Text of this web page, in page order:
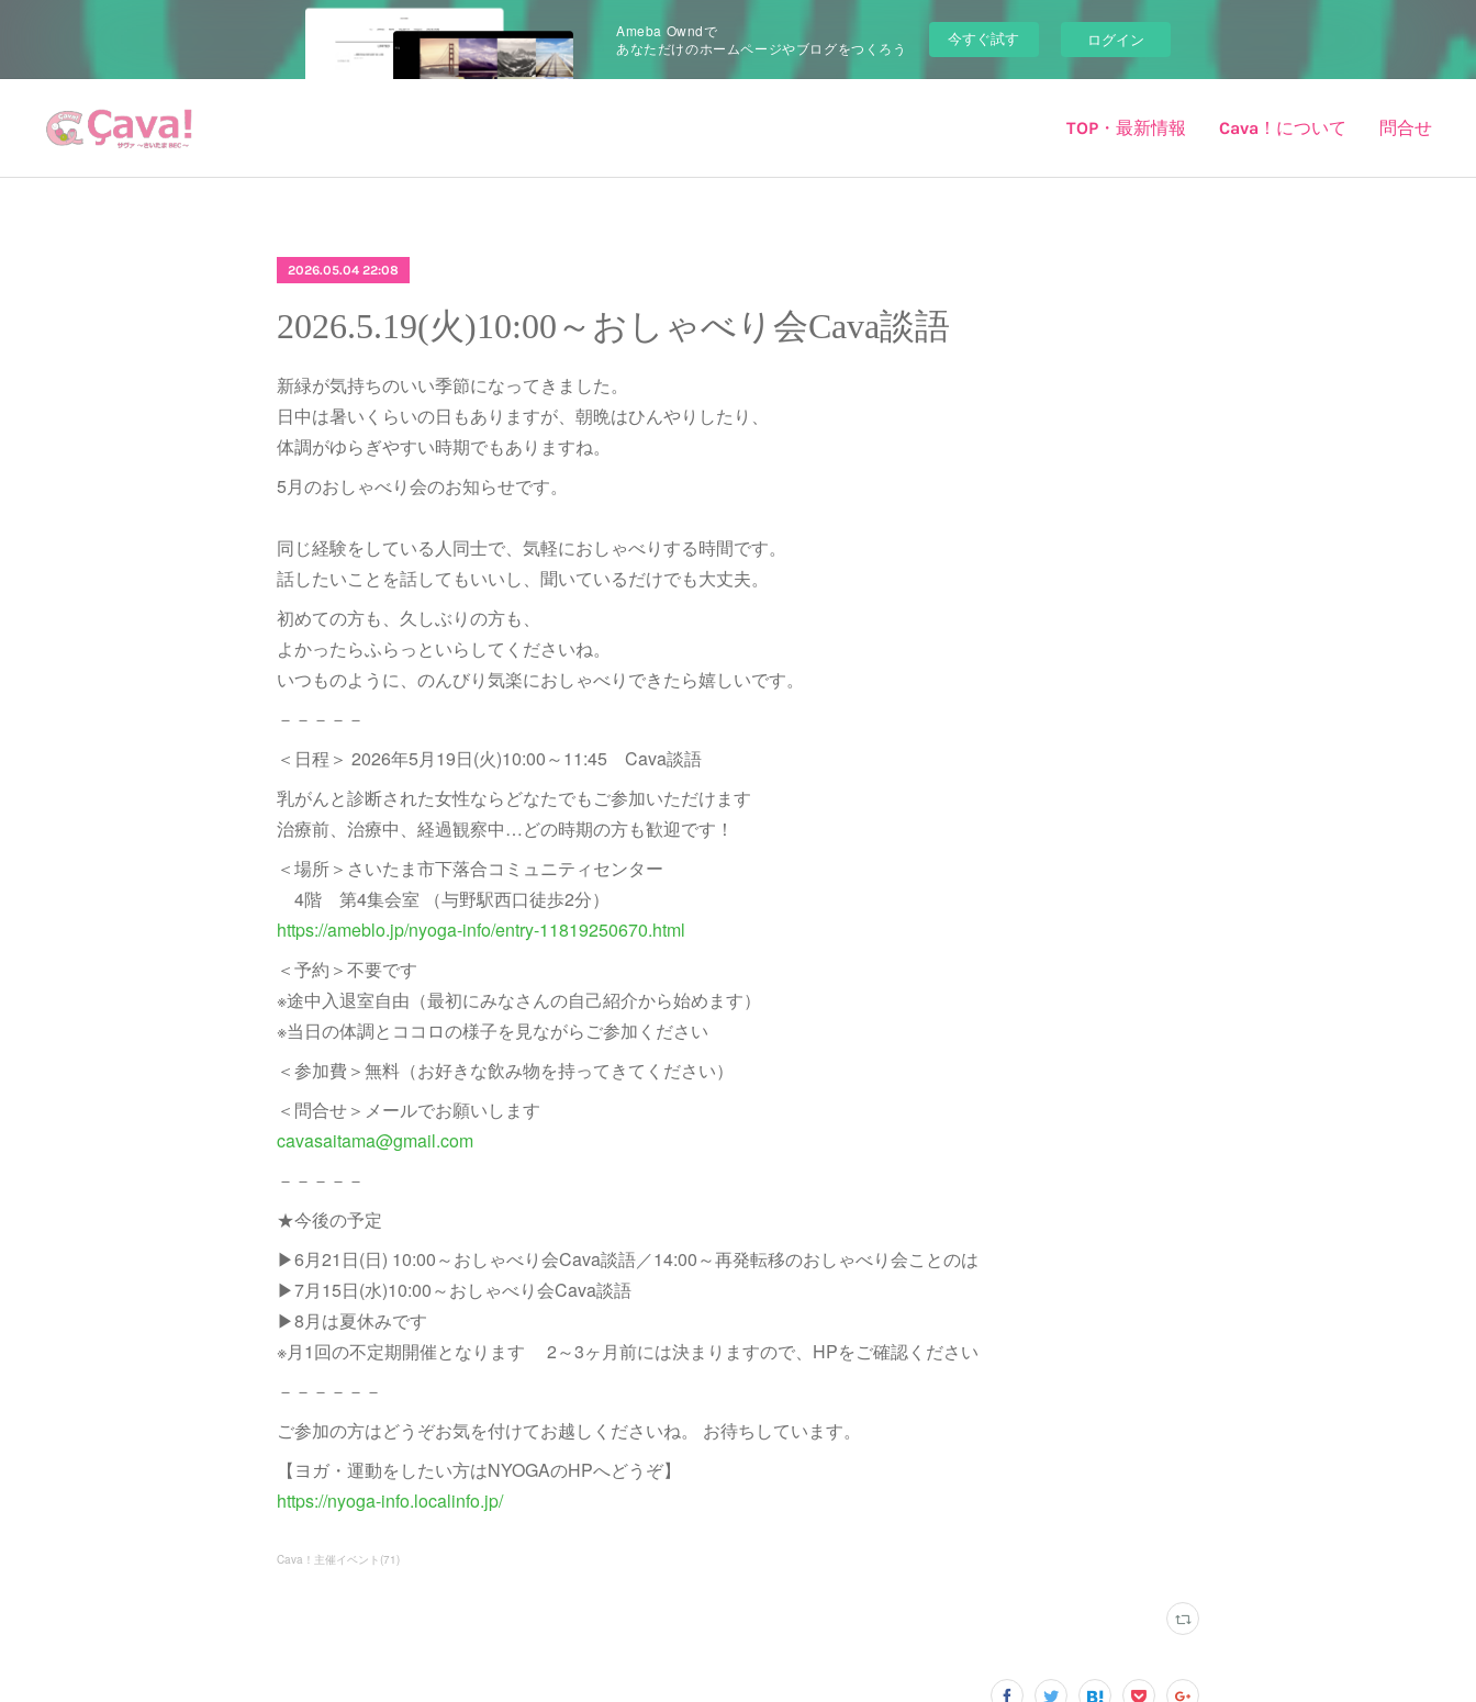
Ameba Owndで
あなただけのホームページやブログをつくろう
今すぐ試す ログイン
TOP・最新情報 Cava！について 問合せ
2026.05.04 22:08
2026.5.19(火)10:00～おしゃべり会Cava談語
新緑が気持ちのいい季節になってきました。
日中は暑いくらいの日もありますが、朝晩はひんやりしたり、
体調がゆらぎやすい時期でもありますね。
5月のおしゃべり会のお知らせです。
同じ経験をしている人同士で、気軽におしゃべりする時間です。
話したいことを話してもいいし、聞いているだけでも大丈夫。
初めての方も、久しぶりの方も、
よかったらふらっといらしてくださいね。
いつものように、のんびり気楽におしゃべりできたら嬉しいです。
－－－－－
＜日程＞ 2026年5月19日(火)10:00～11:45 Cava談語
乳がんと診断された女性ならどなたでもご参加いただけます
治療前、治療中、経過観察中…どの時期の方も歓迎です！
＜場所＞さいたま市下落合コミュニティセンター
4階 第4集会室 （与野駅西口徒歩2分）
https://ameblo.jp/nyoga-info/entry-11819250670.html
＜予約＞不要です
※途中入退室自由（最初にみなさんの自己紹介から始めます）
※当日の体調とココロの様子を見ながらご参加ください
＜参加費＞無料（お好きな飲み物を持ってきてください）
＜問合せ＞メールでお願いします
cavasaitama@gmail.com
－－－－－
★今後の予定
▶6月21日(日) 10:00～おしゃべり会Cava談語／14:00～再発転移のおしゃべり会ことのは
▶7月15日(水)10:00～おしゃべり会Cava談語
▶8月は夏休みです
※月1回の不定期開催となります 2～3ヶ月前には決まりますので、HPをご確認ください
－－－－－－
ご参加の方はどうぞお気を付けてお越しくださいね。 お待ちしています。
【ヨガ・運動をしたい方はNYOGAのHPへどうぞ】
https://nyoga-info.localinfo.jp/
Cava！主催イベント (71)